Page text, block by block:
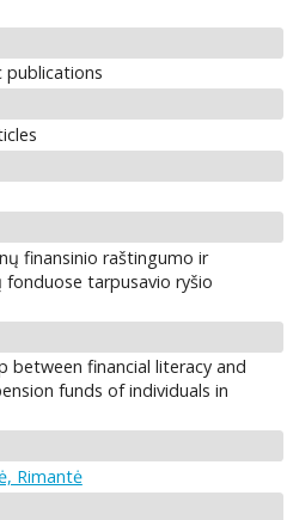
publications
finansinio raštingumo ir
tarpusavio ryšio
between financial literacy and
funds of individuals in
Rimantė